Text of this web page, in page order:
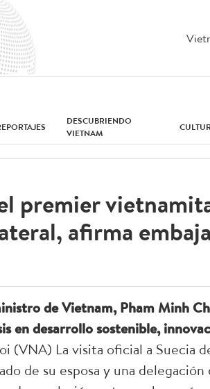
DESCUBRIENDO
VIETNAM
premier
afirma
de Vietnam, Pham Minh
en desarrollo sostenible,
(VNA) La visita oficial a Suecia
de su esposa y una